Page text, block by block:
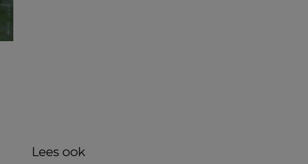
Lees ook